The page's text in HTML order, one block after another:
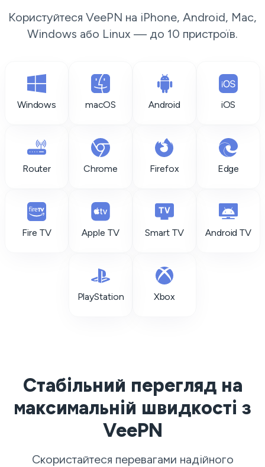
Користуйтеся VeePN на iPhone, Android, Mac,
Windows або Linux — до 10 пристроїв.
Windows macOS Android iOS
Router Chrome Firefox Edge
Fire TV Apple TV Smart TV Android TV
PlayStation Xbox
Стабільний перегляд на
максимальній швидкості з
VeePN
Скористайтеся перевагами надійного